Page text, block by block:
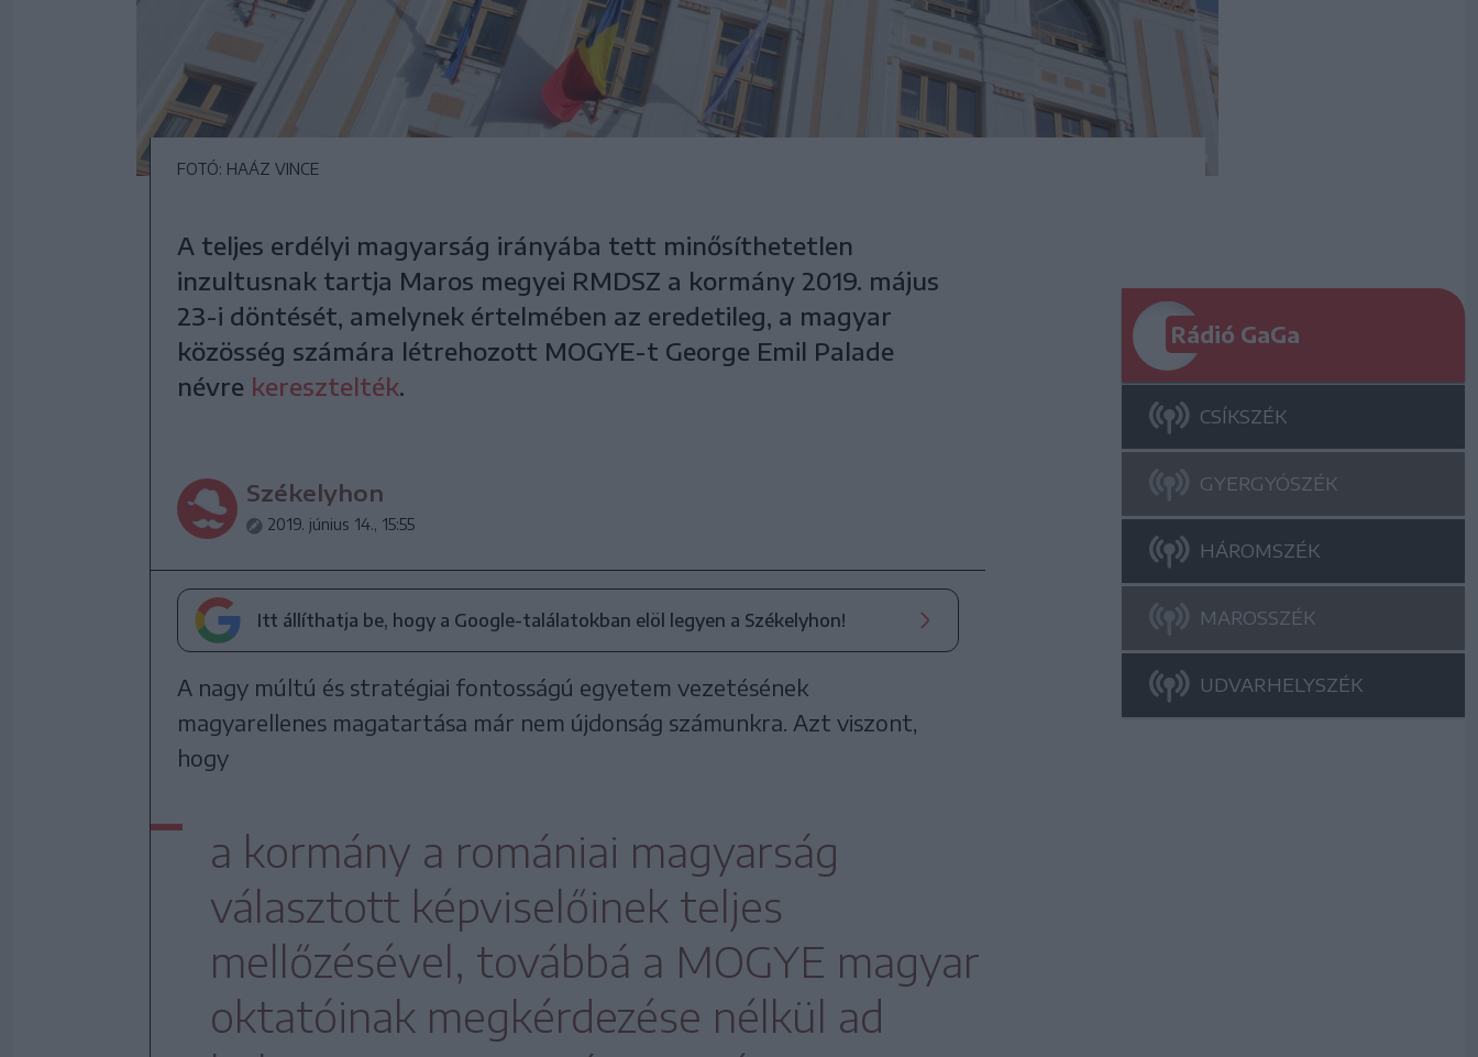
FOTÓ: HAÁZ VINCE
A teljes erdélyi magyarság irányába tett minősíthetetlen
inzultusnak tartja Maros megyei RMDSZ a kormány 2019. május
23-i döntését, amelynek értelmében az eredetileg, a magyar
közösség számára létrehozott MOGYE-t George Emil Palade
névre keresztelték.
Székelyhon
2019. június 14., 15:55
Itt állíthatja be, hogy a Google-találatokban elöl legyen a Székelyhon!
A nagy múltú és stratégiai fontosságú egyetem vezetésének
magyarellenes magatartása már nem újdonság számunkra. Azt viszont,
hogy
a kormány a romániai magyarság
választott képviselőinek teljes
mellőzésével, továbbá a MOGYE magyar
oktatóinak megkérdezése nélkül ad
Rádió GaGa
CSÍKSZÉK
GYERGYÓSZÉK
HÁROMSZÉK
MAROSSZÉK
UDVARHELYSZÉK